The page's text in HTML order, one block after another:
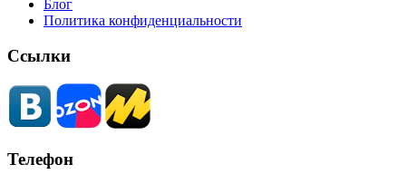
Блог
Политика конфиденциальности
Ссылки
Телефон